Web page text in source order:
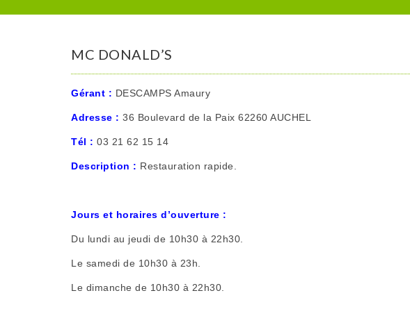
MC DONALD’S
Gérant : DESCAMPS Amaury
Adresse : 36 Boulevard de la Paix 62260 AUCHEL
Tél : 03 21 62 15 14
Description : Restauration rapide.
Jours et horaires d’ouverture :
Du lundi au jeudi de 10h30 à 22h30.
Le samedi de 10h30 à 23h.
Le dimanche de 10h30 à 22h30.